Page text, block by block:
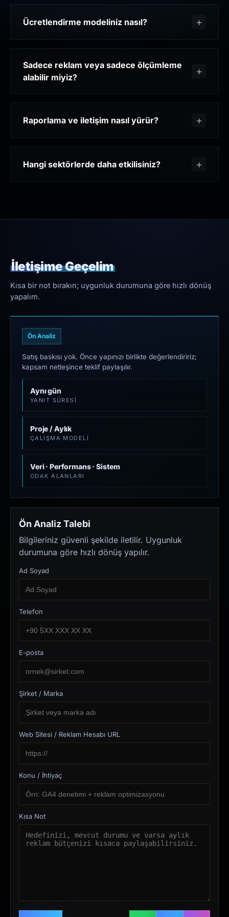
Ücretlendirme modeliniz nasıl?
Sadece reklam veya sadece ölçümleme
alabilir miyiz?
Raporlama ve iletişim nasıl yürür?
Hangi sektörlerde daha etkilisiniz?
İletişime Geçelim
Kısa bir not bırakın; uygunluk durumuna göre hızlı dönüş
yapalım.
Ön Analiz
Satış baskısı yok. Önce yapınızı birlikte değerlendiririz;
kapsam netleşince teklif paylaşılır.
Aynı gün
YANIT SÜRESI
Proje / Aylık
ÇALIŞMA MODELI
Veri · Performans · Sistem
ODAK ALANLARI
Ön Analiz Talebi
Bilgileriniz güvenli şekilde iletilir. Uygunluk
durumuna göre hızlı dönüş yapılır.
Ad Soyad
Telefon
E-posta
Şirket / Marka
Web Sitesi / Reklam Hesabı URL
Konu / İhtiyaç
Kısa Not